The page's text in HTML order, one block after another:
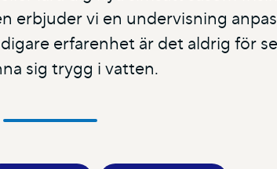
vi en undervisning
erfarenhet är det aldrig för
sig trygg i vatten.